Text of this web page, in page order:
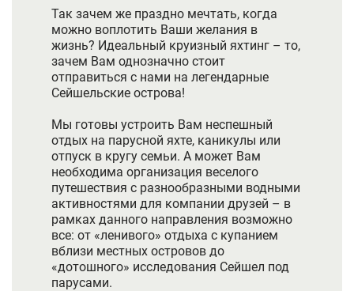
Так зачем же праздно мечтать, когда
можно воплотить Ваши желания в
жизнь? Идеальный круизный яхтинг – то,
зачем Вам однозначно стоит
отправиться с нами на легендарные
Сейшельские острова!
Мы готовы устроить Вам неспешный
отдых на парусной яхте, каникулы или
отпуск в кругу семьи. А может Вам
необходима организация веселого
путешествия с разнообразными водными
активностями для компании друзей – в
рамках данного направления возможно
все: от «ленивого» отдыха с купанием
вблизи местных островов до
«дотошного» исследования Сейшел под
парусами.